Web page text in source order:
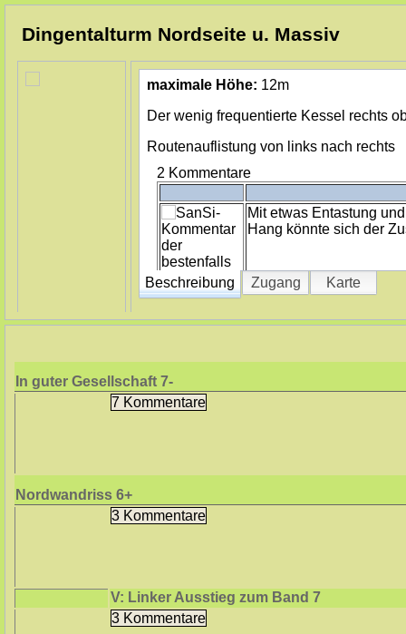
Dingentalturm Nordseite u. Massiv
Beschreibung Zugang Karte
maximale Höhe: 12m
Der wenig frequentierte Kessel rechts
Routenauflistung von links nach rechts
2 Kommentare
Mit etwas Entastung
Hang könnte sich der
In guter Gesellschaft 7-
7 Kommentare
Nordwandriss 6+
3 Kommentare
V: Linker Ausstieg zum Band 7
3 Kommentare